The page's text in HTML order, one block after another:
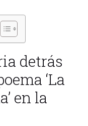
detrás
‘La
en la